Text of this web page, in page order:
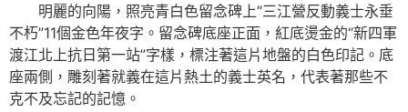
明麗的向陽，照亮青白色留念碑上“三江營反動義士永垂
不朽”11個金色年夜字。留念碑底座正面，紅底燙金的“新四軍
渡江北上抗日第一站”字樣，標注著這片地盤的白色印記。底
座兩側，雕刻著就義在這片熱土的義士英名，代表著那些不
克不及忘記的記憶。